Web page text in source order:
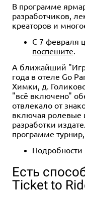
В программе
разработчиков,
креаторов и
С 7 февраля
поспешите
А ближайший
года в отеле Go
Химки, д.
"всё включено"
отвлекало от
включая ролевые
разработки
программе
Подробности
Есть
Ticket to